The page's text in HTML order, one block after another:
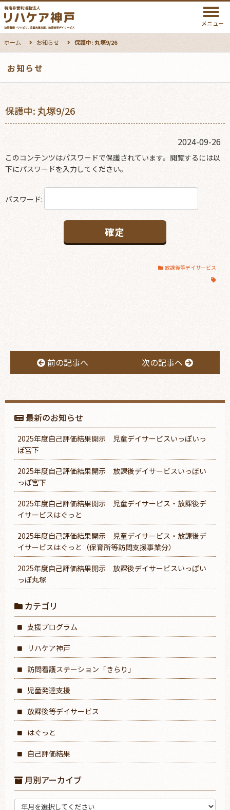
メニュー
ホーム お知らせ 保護中: 丸塚9/26
お知らせ
保護中: 丸塚9/26
2024-09-26
このコンテンツはパスワードで保護されています。閲覧するには以
下にパスワードを入力してください。
パスワード:
放課後等デイサービス
前の記事へ 次の記事へ
最新のお知らせ
2025年度自己評価結果開示 児童デイサービスいっぽいっ
ぽ宮下
2025年度自己評価結果開示 放課後デイサービスいっぽい
っぽ宮下
2025年度自己評価結果開示 児童デイサービス・放課後デ
イサービスはぐっと
2025年度自己評価結果開示 児童デイサービス・放課後デ
イサービスはぐっと（保育所等訪問支援事業分）
2025年度自己評価結果開示 放課後デイサービスいっぽい
っぽ丸塚
カテゴリ
支援プログラム
リハケア神戸
訪問看護ステーション「きらり」
児童発達支援
放課後等デイサービス
はぐっと
自己評価結果
月別アーカイブ